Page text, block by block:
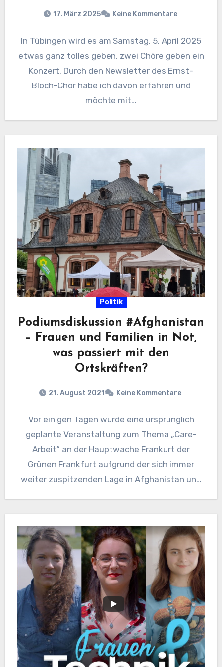
17. März 2025 Keine Kommentare
In Tübingen wird es am Samstag, 5. April 2025
etwas ganz tolles geben, zwei Chöre geben ein
Konzert. Durch den Newsletter des Ernst-
Bloch-Chor habe ich davon erfahren und
möchte mit…
Politik
Podiumsdiskussion #Afghanistan
– Frauen und Familien in Not,
was passiert mit den
Ortskräften?
21. August 2021 Keine Kommentare
Vor einigen Tagen wurde eine ursprünglich
geplante⁠ Veranstaltung zum Thema „Care-
Arbeit“ an der Hauptwache Frankurt der
Grünen Frankfurt aufgrund der sich immer
weiter zuspitzenden Lage in Afghanistan und